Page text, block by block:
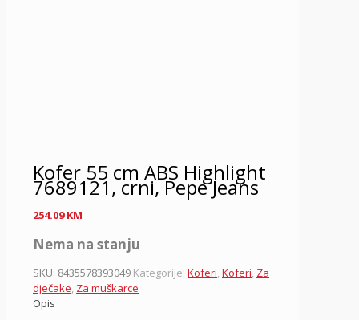
Kofer 55 cm ABS Highlight
7689121, crni, Pepe Jeans
254.09KM
Nema na stanju
SKU: 8435578393049 Kategorije: Koferi,Koferi, Za
dječake, Za muškarce
Opis